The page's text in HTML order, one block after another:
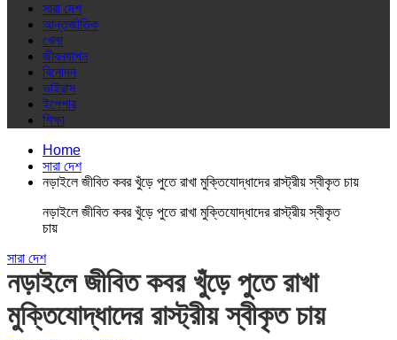
সারা দেশ
আন্তর্জাতিক
খেলা
জীবনযাপন
বিনোদন
ভাইরাস
ইপেপার
শিক্ষা
Home
সারা দেশ
নড়াইলে জীবিত কবর খুঁড়ে পুতে রাখা মুক্তিযোদ্ধাদের রাস্ট্রীয় স্বীকৃত চায়
নড়াইলে জীবিত কবর খুঁড়ে পুতে রাখা মুক্তিযোদ্ধাদের রাস্ট্রীয় স্বীকৃত
চায়
সারা দেশ
নড়াইলে জীবিত কবর খুঁড়ে পুতে রাখা
মুক্তিযোদ্ধাদের রাস্ট্রীয় স্বীকৃত চায়